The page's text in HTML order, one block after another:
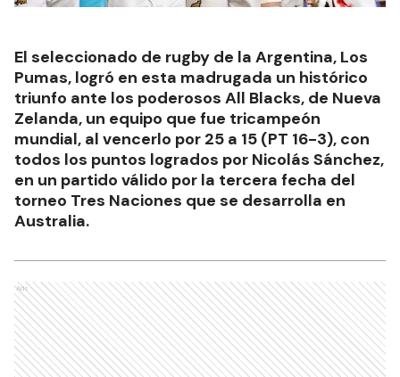
El seleccionado de rugby de la Argentina, Los
Pumas, logró en esta madrugada un histórico
triunfo ante los poderosos All Blacks, de Nueva
Zelanda, un equipo que fue tricampeón
mundial, al vencerlo por 25 a 15 (PT 16-3), con
todos los puntos logrados por Nicolás Sánchez,
en un partido válido por la tercera fecha del
torneo Tres Naciones que se desarrolla en
Australia.
Ads